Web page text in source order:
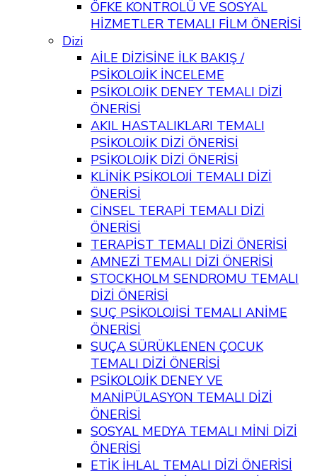
ÖFKE KONTROLÜ VE SOSYAL
HİZMETLER TEMALI FİLM ÖNERİSİ
Dizi
AİLE DİZİSİNE İLK BAKIŞ /
PSİKOLOJİK İNCELEME
PSİKOLOJİK DENEY TEMALI DİZİ
ÖNERİSİ
AKIL HASTALIKLARI TEMALI
PSİKOLOJİK DİZİ ÖNERİSİ
PSİKOLOJİK DİZİ ÖNERİSİ
KLİNİK PSİKOLOJİ TEMALI DİZİ
ÖNERİSİ
CİNSEL TERAPİ TEMALI DİZİ
ÖNERİSİ
TERAPİST TEMALI DİZİ ÖNERİSİ
AMNEZİ TEMALI DİZİ ÖNERİSİ
STOCKHOLM SENDROMU TEMALI
DİZİ ÖNERİSİ
SUÇ PSİKOLOJİSİ TEMALI ANİME
ÖNERİSİ
SUÇA SÜRÜKLENEN ÇOCUK
TEMALI DİZİ ÖNERİSİ
PSİKOLOJİK DENEY VE
MANİPÜLASYON TEMALI DİZİ
ÖNERİSİ
SOSYAL MEDYA TEMALI MİNİ DİZİ
ÖNERİSİ
ETİK İHLAL TEMALI DİZİ ÖNERİSİ